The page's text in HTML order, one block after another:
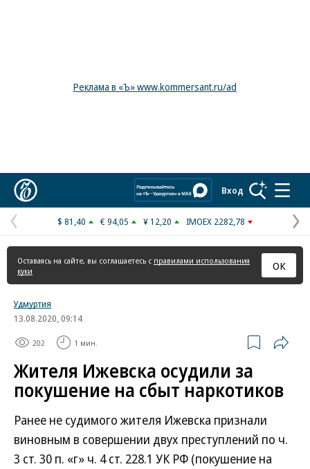
Реклама в «Ъ» www.kommersant.ru/ad
Вход
Предыдущая
страница
$ 81,40 € 94,05 ¥ 12,20 IMOEX 2282,78
Оставаясь на сайте, вы соглашаетесь с правилами использования
куки
ОК
Удмуртия
13.08.2020, 09:14
202 1 мин.
Жителя Ижевска осудили за
покушение на сбыт наркотиков
Ранее не судимого жителя Ижевска признали
виновным в совершении двух преступлений по ч.
3 ст. 30 п. «г» ч. 4 ст. 228.1 УК РФ (покушение на